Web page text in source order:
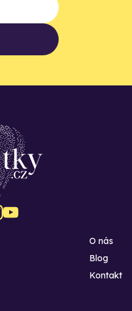
O nás
Blog
Kontakt